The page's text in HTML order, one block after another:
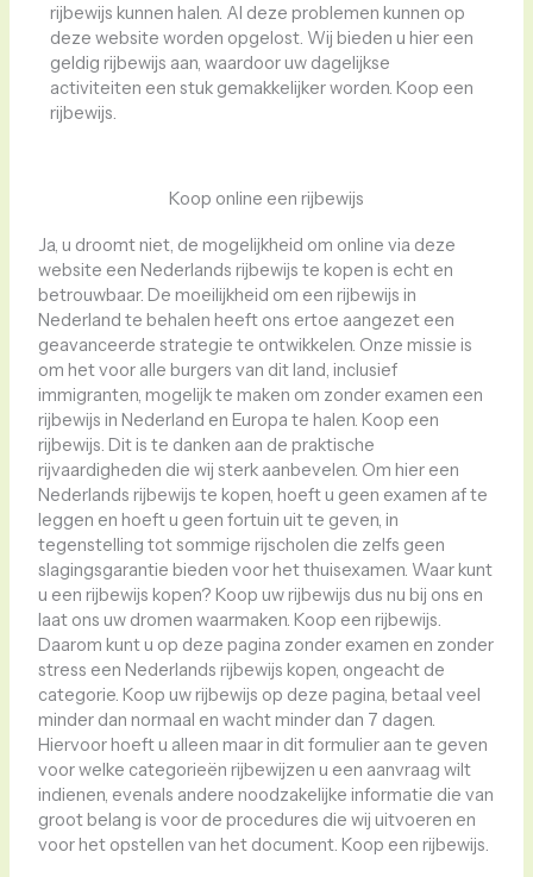
rijbewijs kunnen halen. Al deze problemen kunnen op
deze website worden opgelost. Wij bieden u hier een
geldig rijbewijs aan, waardoor uw dagelijkse
activiteiten een stuk gemakkelijker worden. Koop een
rijbewijs.
Koop online een rijbewijs
Ja, u droomt niet, de mogelijkheid om online via deze
website een Nederlands rijbewijs te kopen is echt en
betrouwbaar. De moeilijkheid om een ​​rijbewijs in
Nederland te behalen heeft ons ertoe aangezet een
geavanceerde strategie te ontwikkelen. Onze missie is
om het voor alle burgers van dit land, inclusief
immigranten, mogelijk te maken om zonder examen een
rijbewijs in Nederland en Europa te halen. Koop een
rijbewijs. Dit is te danken aan de praktische
rijvaardigheden die wij sterk aanbevelen. Om hier een
Nederlands rijbewijs te kopen, hoeft u geen examen af ​​te
leggen en hoeft u geen fortuin uit te geven, in
tegenstelling tot sommige rijscholen die zelfs geen
slagingsgarantie bieden voor het thuisexamen. Waar kunt
u een rijbewijs kopen? Koop uw rijbewijs dus nu bij ons en
laat ons uw dromen waarmaken. Koop een rijbewijs.
Daarom kunt u op deze pagina zonder examen en zonder
stress een Nederlands rijbewijs kopen, ongeacht de
categorie. Koop uw rijbewijs op deze pagina, betaal veel
minder dan normaal en wacht minder dan 7 dagen.
Hiervoor hoeft u alleen maar in dit formulier aan te geven
voor welke categorieën rijbewijzen u een aanvraag wilt
indienen, evenals andere noodzakelijke informatie die van
groot belang is voor de procedures die wij uitvoeren en
voor het opstellen van het document. Koop een rijbewijs.